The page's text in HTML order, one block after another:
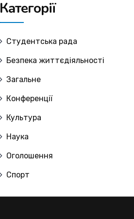
Категорії
Cтудентська рада
Безпека життєдіяльності
Загальне
Конференції
Культура
Наука
Оголошення
Спорт